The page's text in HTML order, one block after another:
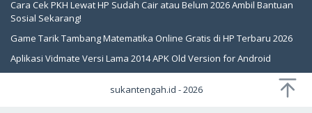
Cara Cek PKH Lewat HP Sudah Cair atau Belum 2026 Ambil Bantuan
Sosial Sekarang!
Game Tarik Tambang Matematika Online Gratis di HP Terbaru 2026
Aplikasi Vidmate Versi Lama 2014 APK Old Version for Android
sukantengah.id - 2026